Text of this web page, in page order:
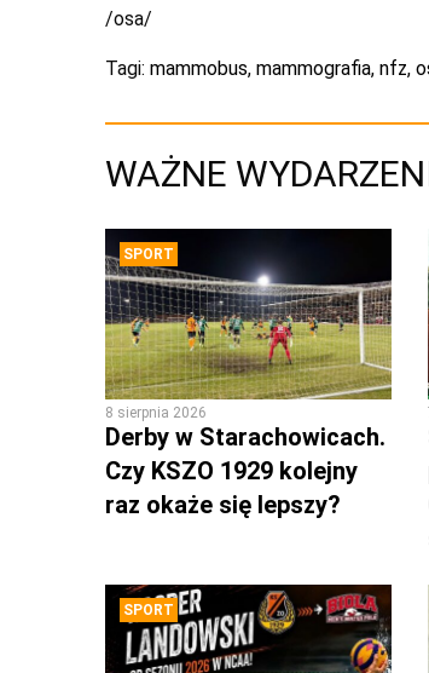
/osa/
Tagi: mammobus, mammografia, nfz,
WAŻNE
SPORT
8 sierpnia 2026
Derby w Starachowicach.
Czy KSZO 1929 kolejny
raz okaże się lepszy?
SPORT